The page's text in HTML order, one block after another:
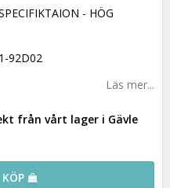
- HÖG
92D02
Läs mer...
från vårt lager i Gävle
KÖP